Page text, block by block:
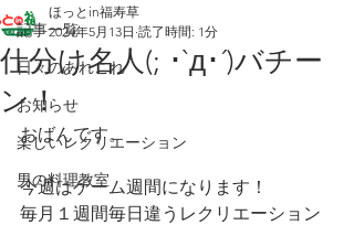
記事一覧
日々のあれこれ
お知らせ
楽しいレクリエーション
男の料理教室
仕分け名人(; ･`д･´)バチー
ン！
ほっとin福寿草
2024年5月13日 読了時間: 1分
おばんです。
今週はゲーム週間になります！
毎月１週間毎日違うレクリエーション